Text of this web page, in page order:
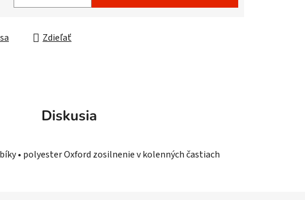
Zdieľať
Diskusia
• polyester Oxford zosilnenie v kolenných častiach